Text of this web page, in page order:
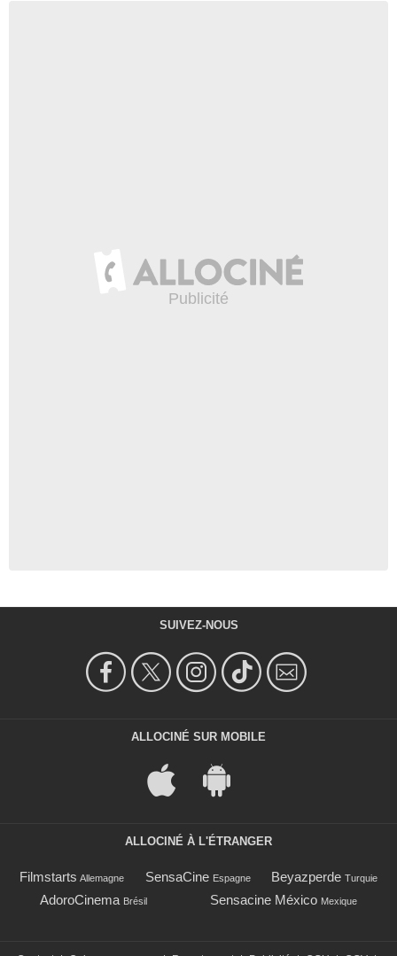
SUIVEZ-NOUS
ALLOCINÉ SUR MOBILE
ALLOCINÉ À L'ÉTRANGER
Filmstarts Allemagne SensaCine Espagne Beyazperde Turquie
AdoroCinema Brésil Sensacine México Mexique